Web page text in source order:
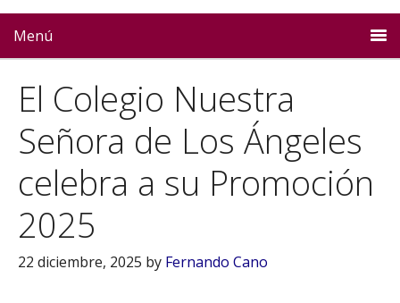
Menú
El Colegio Nuestra
Señora de Los Ángeles
celebra a su Promoción
2025
22 diciembre, 2025 by Fernando Cano